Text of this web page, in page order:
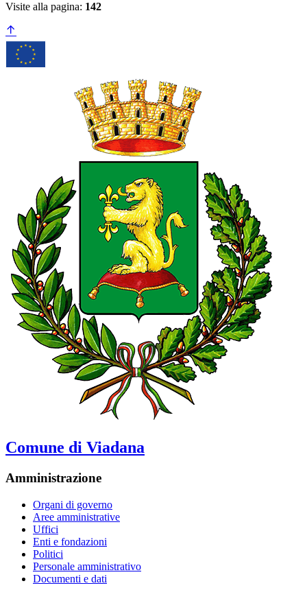
Visite alla pagina: 142
Comune di Viadana
Amministrazione
Organi di governo
Aree amministrative
Uffici
Enti e fondazioni
Politici
Personale amministrativo
Documenti e dati